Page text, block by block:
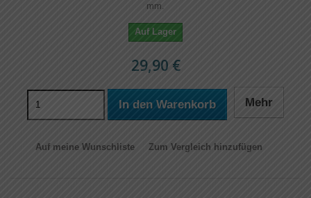
mm.
Auf Lager
29,90 €
In den Warenkorb Mehr
Auf meine Wunschliste Zum Vergleich hinzufügen